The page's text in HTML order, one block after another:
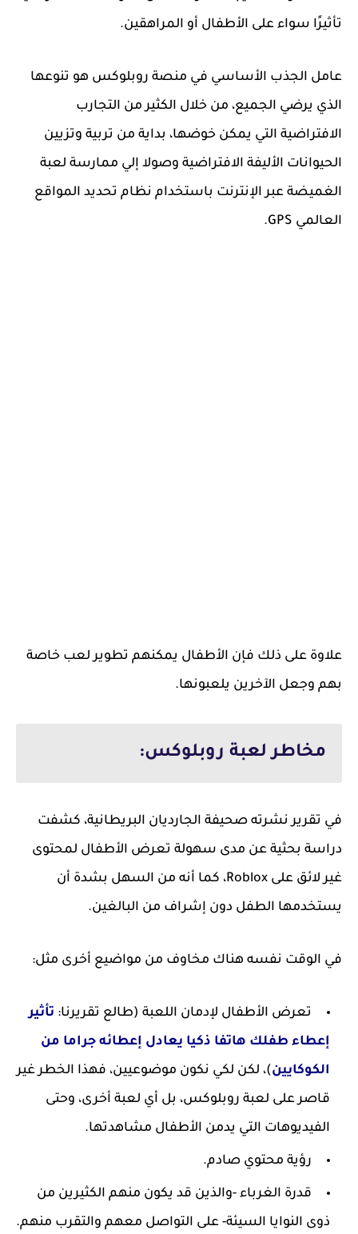
تأثيرًا سواء على الأطفال أو المراهقين.
عامل الجذب الأساسي في منصة روبلوكس هو تنوعها
الذي يرضي الجميع، من خلال الكثير من التجارب
الافتراضية التي يمكن خوضها، بداية من تربية وتزيين
الحيوانات الأليفة الافتراضية وصولا إلي ممارسة لعبة
الغميضة عبر الإنترنت باستخدام نظام تحديد المواقع
العالمي GPS.
علاوة على ذلك فإن الأطفال يمكنهم تطوير لعب خاصة
بهم وجعل الآخرين يلعبونها.
مخاطر لعبة روبلوكس:
في تقرير نشرته صحيفة الجارديان البريطانية، كشفت
دراسة بحثية عن مدى سهولة تعرض الأطفال لمحتوى
غير لائق على Roblox، كما أنه من السهل بشدة أن
يستخدمها الطفل دون إشراف من البالغين.
في الوقت نفسه هناك مخاوف من مواضيع أخرى مثل:
تعرض الأطفال لإدمان اللعبة (طالع تقريرنا: تأثير
إعطاء طفلك هاتفا ذكيا يعادل إعطائه جراما من
الكوكايين)، لكن لكي نكون موضوعيين، فهذا الخطر غير
قاصر على لعبة روبلوكس، بل أي لعبة أخرى، وحتى
الفيديوهات التي يدمن الأطفال مشاهدتها.
رؤية محتوي صادم.
قدرة الغرباء -والذين قد يكون منهم الكثيرين من
ذوى النوايا السيئة- على التواصل معهم والتقرب منهم.